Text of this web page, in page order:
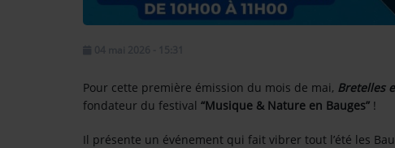
JEUX CONCOURS
LE T'CHAT DES AUDITEURS
Pour cette première émission du mois de mai, Bretelles
fondateur du festival “Musique & Nature en Bauges” !
Il présente un événement qui fait vibrer tout l’été les